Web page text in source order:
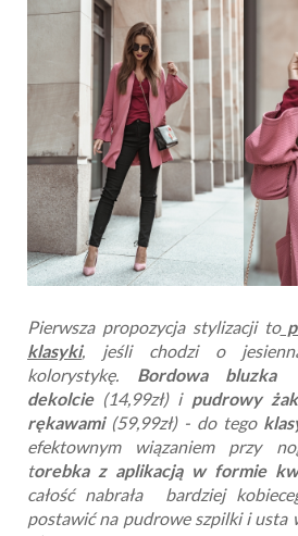
Pierwsza propozycja stylizacji to
klasyki, jeśli chodzi o
kolorystykę. Bordowa
dekolcie(14,99zł) i pudrowy
rękawami(59,99zł) - do tego
efektownym wiązaniem przy
torebka z aplikacją w formie
całość nabrała bardziej
postawić na pudrowe szpilki i usta